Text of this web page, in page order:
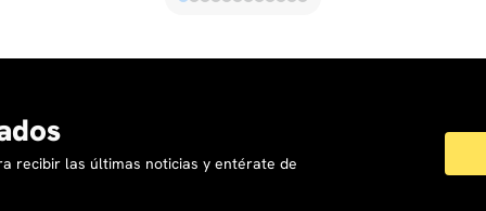
recibir las últimas noticias y entérate de